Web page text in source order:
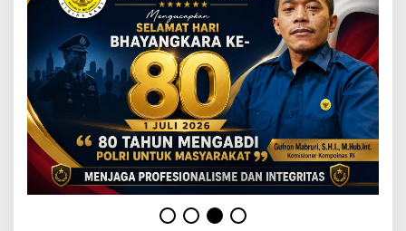
B
u
d
a
y
a
D
i
n
i
l
a
T